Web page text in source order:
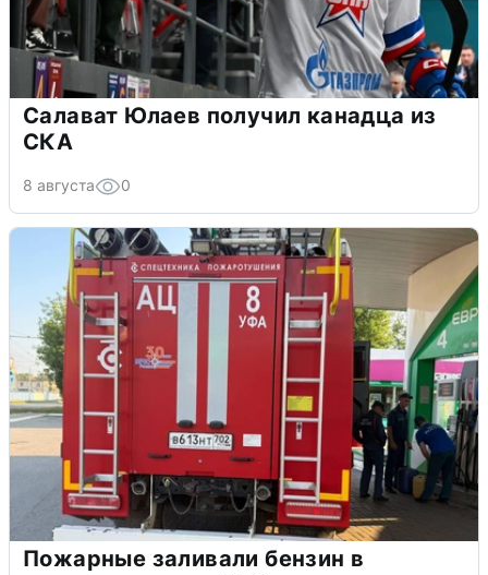
Салават Юлаев получил канадца из
СКА
8 августа 0
Пожарные заливали бензин в